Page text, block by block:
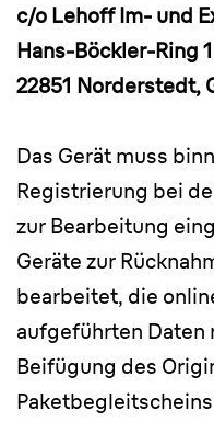
c/o Lehoff Im- und
Hans-Böckler-Ring
22851 Norderstedt,
Das Gerät muss
Registrierung bei
zur Bearbeitung
Geräte zur
bearbeitet, die
aufgeführten
Beifügung des